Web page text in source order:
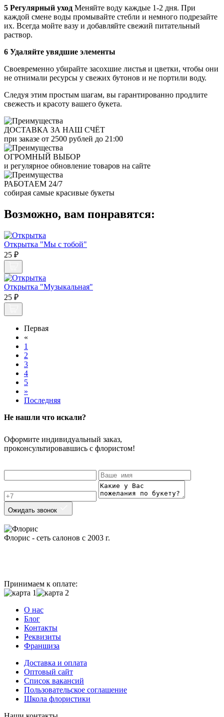
5 Регулярный уход Меняйте воду каждые 1-2 дня. При
каждой смене воды промывайте стебли и немного подрезайте
их. Всегда мойте вазу и добавляйте свежий питательный
раствор.
6 Удаляйте увядшие элементы
Своевременно убирайте засохшие листья и цветки, чтобы они
не отнимали ресурсы у свежих бутонов и не портили воду.
Следуя этим простым шагам, вы гарантированно продлите
свежесть и красоту вашего букета.
ДОСТАВКА ЗА НАШ СЧЁТ
при заказе от 2500 рублей до 21:00
ОГРОМНЫЙ ВЫБОР
и регулярное обновление товаров на сайте
РАБОТАЕМ 24/7
собирая самые красивые букеты
Возможно, вам понравятся:
Открытка "Мы с тобой"
25 ₽
Открытка "Музыкальная"
25 ₽
Первая
«
1
2
3
4
5
»
Последняя
Не нашли что искали?
Оформите индивидуальный заказ,
проконсультировавшись с флористом!
Ожидать звонок
Флорис - сеть салонов с 2003 г.
Принимаем к оплате:
О нас
Блог
Контакты
Реквизиты
Франшиза
Доставка и оплата
Оптовый сайт
Список вакансий
Пользовательское соглашение
Школа флористики